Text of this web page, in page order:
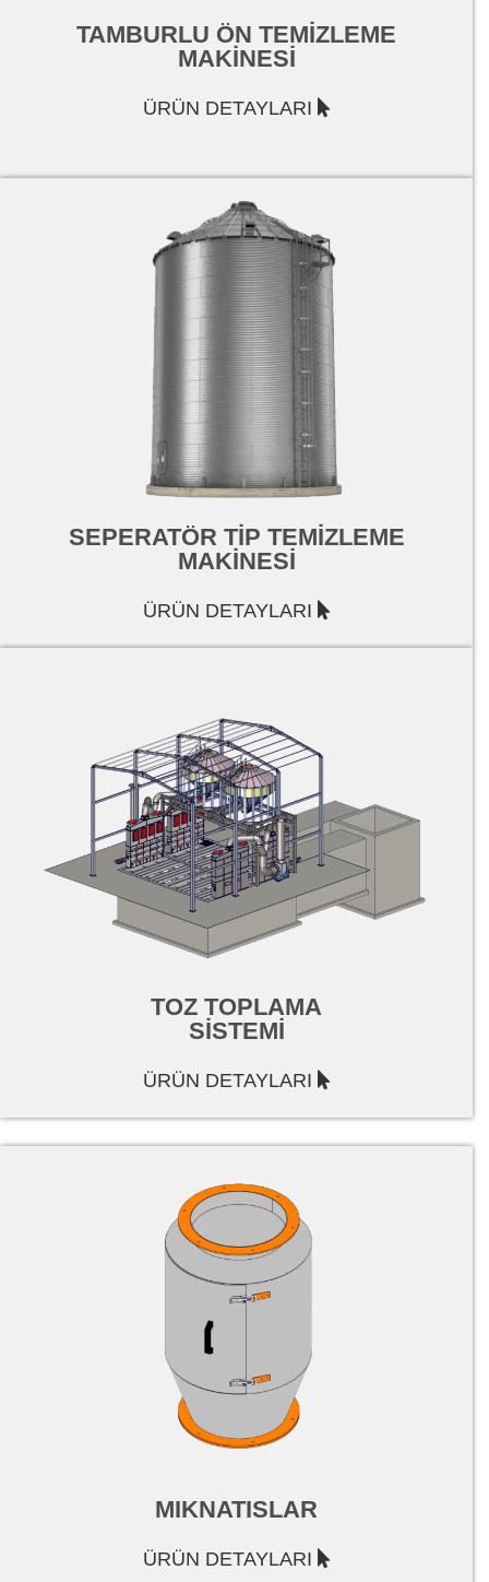
TAMBURLU ÖN TEMİZLEME
MAKİNESİ
ÜRÜN DETAYLARI
SEPERATÖR TİP TEMİZLEME
MAKİNESİ
ÜRÜN DETAYLARI
TOZ TOPLAMA
SİSTEMİ
ÜRÜN DETAYLARI
MIKNATISLAR
ÜRÜN DETAYLARI